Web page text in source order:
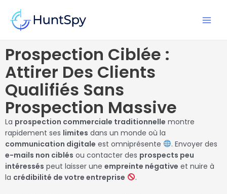
contenu
Prospection Ciblée :
Attirer Des Clients
Qualifiés Sans
Prospection Massive
La prospection commerciale traditionnelle montre
rapidement ses limites dans un monde où la
communication digitale est omniprésente
. Envoyer des
e-mails non ciblés ou contacter des prospects peu
intéressés peut laisser une empreinte négative et nuire à
la crédibilité de votre entreprise .